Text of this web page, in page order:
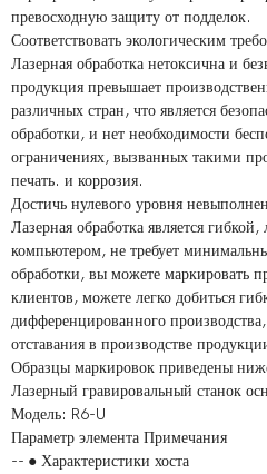
превосходную защиту от подделок.
Соответствовать экологическим
Лазерная обработка нетоксична и
продукция превышает
различных стран, что является
обработки, и нет необходимости
ограничениях, вызванных такими
печать. и коррозия.
Достичь нулевого уровня
Лазерная обработка является гибкой,
компьютером, не требует
обработки, вы можете маркировать
клиентов, можете легко добиться
дифференцированного
отставания в производстве
Образцы маркировок приведены
​​​​​​​​​​​​​Лазерный гравировальный станок
Модель: R6-U
Параметр элемента Примечания
-- ● Характеристики хоста